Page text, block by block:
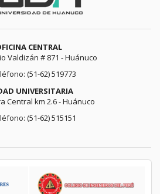
CENTRAL
Valdizán # 871 - Huánuco
(51-62) 519773
UNIVERSITARIA
Central km 2.6 - Huánuco
(51-62) 515151